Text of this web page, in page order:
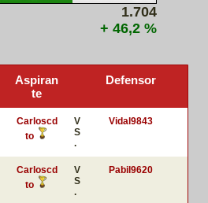
1.704
+ 46,2 %
Aspiran
te
Defensor
Carloscd
to
V
S
.
Vidal9843
Carloscd
to
V
S
.
Pabil9620